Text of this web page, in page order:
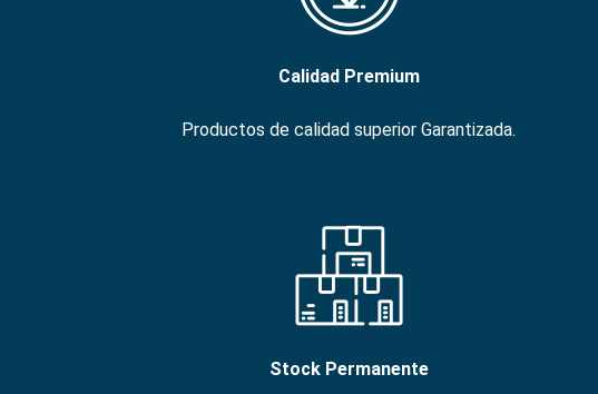
Calidad Premium
Productos de calidad superior Garantizada.
Stock Permanente